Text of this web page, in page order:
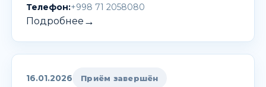
Телефон:+998 71 2058080
Подробнее →
16.01.2026 Приём завершён